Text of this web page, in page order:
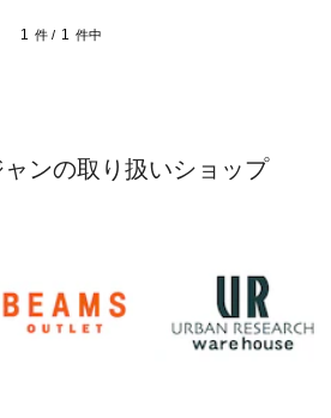
1 件 / 1 件中
ンの取り扱いショップ